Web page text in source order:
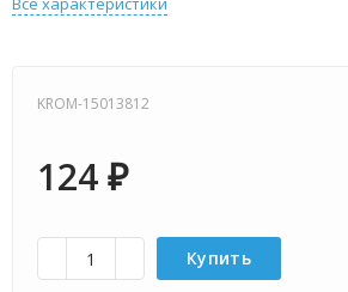
KROM-15013812
124 ₽
Купить